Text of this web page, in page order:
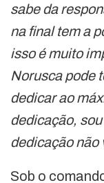
sabe da
na final tem a
isso é muito
Norusca pode
dedicar ao
dedicação,
dedicação não
Sob o